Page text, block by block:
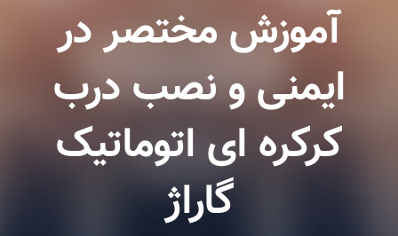
آموزش مختصر در
ایمنی و نصب درب
کرکره ای اتوماتیک
گاراژ